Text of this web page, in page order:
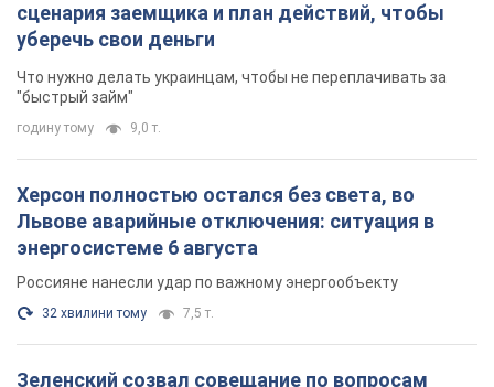
сценария заемщика и план действий, чтобы
уберечь свои деньги
Что нужно делать украинцам, чтобы не переплачивать за
"быстрый займ"
годину тому 9,0 т.
Херсон полностью остался без света, во
Львове аварийные отключения: ситуация в
энергосистеме 6 августа
Россияне нанесли удар по важному энергообъекту
32 хвилини тому 7,5 т.
Зеленский созвал совещание по вопросам